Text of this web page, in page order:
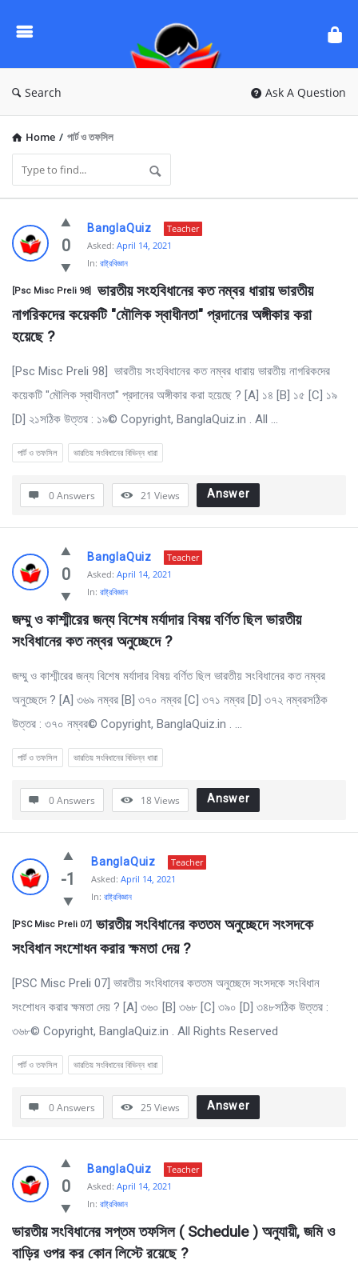
Questions
Search Ask A Question
Home / পার্ট ও তফসিল
Ask
Questions
BanglaQuiz
Latest
Questions
0
BanglaQuiz
Teacher
Asked: April 14, 2021
In: রাষ্ট্রবিজ্ঞান
[Psc Misc Preli 98]
ভারতীয় সংহবিধানের কত নম্বর ধারায় ভারতীয়
নাগরিকদের কয়েকটি "মৌলিক স্বাধীনতা" প্রদানের অঙ্গীকার করা
হয়েছে ?
[Psc Misc Preli 98] ভারতীয় সংহবিধানের কত নম্বর ধারায় ভারতীয় নাগরিকদের
কয়েকটি "মৌলিক স্বাধীনতা" প্রদানের অঙ্গীকার করা হয়েছে ? [A] ১৪ [B] ১৫ [C] ১৯
[D] ২১সঠিক উত্তর : ১৯© Copyright, BanglaQuiz.in . All ...
পার্ট ও তফসিল ভারতিয় সংবিধানের বিভিন্ন ধারা
0 Answers 21 Views Answer
0
BanglaQuiz
Teacher
Asked: April 14, 2021
In: রাষ্ট্রবিজ্ঞান
জম্মু ও কাশ্মীরের জন্য বিশেষ মর্যাদার বিষয় বর্ণিত ছিল ভারতীয়
সংবিধানের কত নম্বর অনুচ্ছেদে ?
জম্মু ও কাশ্মীরের জন্য বিশেষ মর্যাদার বিষয় বর্ণিত ছিল ভারতীয় সংবিধানের কত নম্বর
অনুচ্ছেদে ? [A] ৩৬৯ নম্বর [B] ৩৭০ নম্বর [C] ৩৭১ নম্বর [D] ৩৭২ নম্বরসঠিক
উত্তর : ৩৭০ নম্বর© Copyright, BanglaQuiz.in . ...
পার্ট ও তফসিল ভারতিয় সংবিধানের বিভিন্ন ধারা
0 Answers 18Views Answer
-1
BanglaQuiz
Teacher
Asked: April 14, 2021
In: রাষ্ট্রবিজ্ঞান
[PSC Misc Preli 07] ভারতীয় সংবিধানের কততম অনুচ্ছেদে সংসদকে
সংবিধান সংশোধন করার ক্ষমতা দেয় ?
[PSC Misc Preli 07] ভারতীয় সংবিধানের কততম অনুচ্ছেদে সংসদকে সংবিধান
সংশোধন করার ক্ষমতা দেয় ? [A] ৩৬০ [B] ৩৬৮ [C] ৩৯০ [D] ৩৪৮সঠিক উত্তর :
৩৬৮© Copyright, BanglaQuiz.in . All Rights Reserved
পার্ট ও তফসিল ভারতিয় সংবিধানের বিভিন্ন ধারা
0 Answers 25 Views Answer
0
BanglaQuiz
Teacher
Asked: April 14, 2021
In: রাষ্ট্রবিজ্ঞান
ভারতীয় সংবিধানের সপ্তম তফসিল ( Schedule ) অনুযায়ী, জমি ও
বাড়ির ওপর কর কোন লিস্টে রয়েছে ?